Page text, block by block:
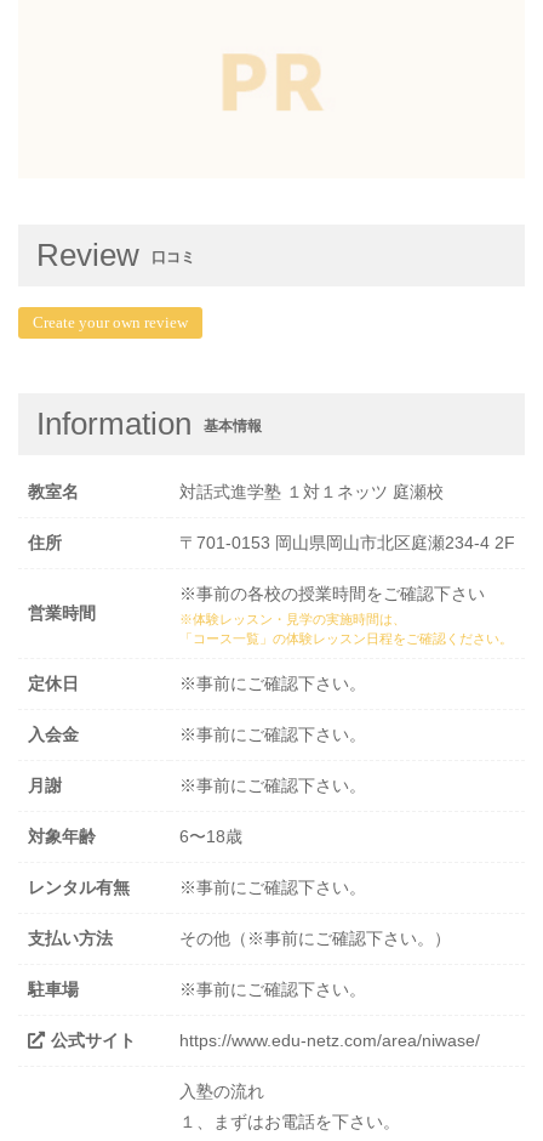
Review 口コミ
Create your own review
Information 基本情報
教室名 対話式進学塾 １対１ネッツ 庭瀬校
住所 〒701-0153 岡山県岡山市北区庭瀬234-4 2F
営業時間
※事前の各校の授業時間をご確認下さい
※体験レッスン・見学の実施時間は、
「コース一覧」の体験レッスン日程をご確認ください。
定休日 ※事前にご確認下さい。
入会金 ※事前にご確認下さい。
月謝 ※事前にご確認下さい。
対象年齢 6〜18歳
レンタル有無 ※事前にご確認下さい。
支払い方法 その他（※事前にご確認下さい。）
駐車場 ※事前にご確認下さい。
公式サイト https://www.edu-netz.com/area/niwase/
入塾の流れ
１、まずはお電話を下さい。